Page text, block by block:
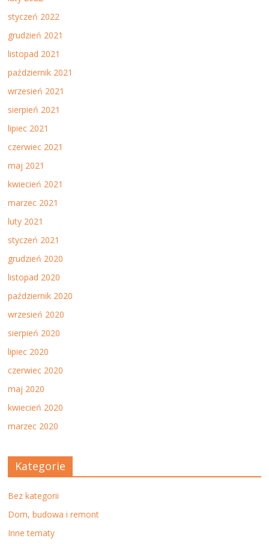
styczeń 2022
grudzień 2021
listopad 2021
październik 2021
wrzesień 2021
sierpień 2021
lipiec 2021
czerwiec 2021
maj 2021
kwiecień 2021
marzec 2021
luty 2021
styczeń 2021
grudzień 2020
listopad 2020
październik 2020
wrzesień 2020
sierpień 2020
lipiec 2020
czerwiec 2020
maj 2020
kwiecień 2020
marzec 2020
Kategorie
Bez kategorii
Dom, budowa i remont
Inne tematy